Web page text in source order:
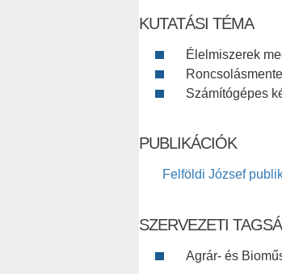
KUTATÁSI TÉMA
Élelmiszerek
Számítógépes
PUBLIKÁCIÓK
Felföldi József
SZERVEZETI
Agrár- és